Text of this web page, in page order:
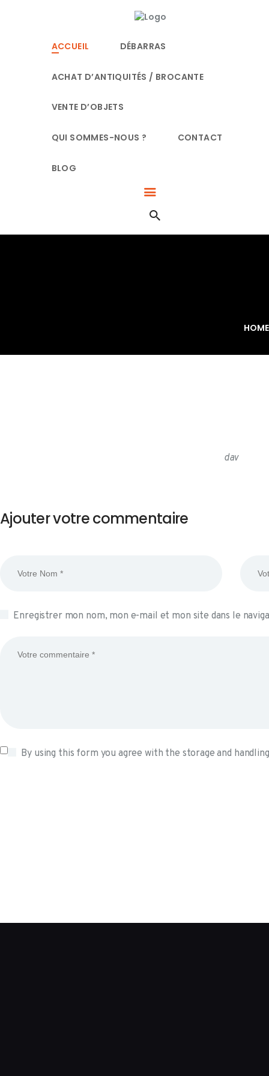
ACCUEIL DÉBARRAS
ACHAT D’ANTIQUITÉS / BROCANTE
VENTE D’OBJETS
QUI SOMMES-NOUS ? CONTACT
BLOG
HOME
LE BON DÉBARRAS NORMANDIE
DÉBARRAS
ACHAT D’ANTIQUITÉS /
BROCANTE
VENTE D’OBJETS
QUI SOMMES-NOUS ?
dav
Ajouter votre commentaire
Enregistrer mon nom, mon e-mail et mon site dans le
By using this form you agree with the storage and